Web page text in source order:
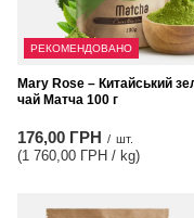
РЕКОМЕНДОВАНО
Mary Rose – Китайський
чай Матча 100 г
176,00 ГРН / шт.
(1 760,00 ГРН / kg)